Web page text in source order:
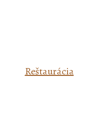
Reštaurácia